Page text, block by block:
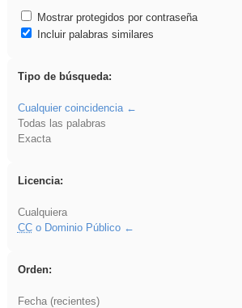
Mostrar protegidos por contraseña
Incluir palabras similares
Tipo de búsqueda:
Cualquier coincidencia
Todas las palabras
Exacta
Licencia:
Cualquiera
CCo Dominio Público
Orden:
Fecha (recientes)